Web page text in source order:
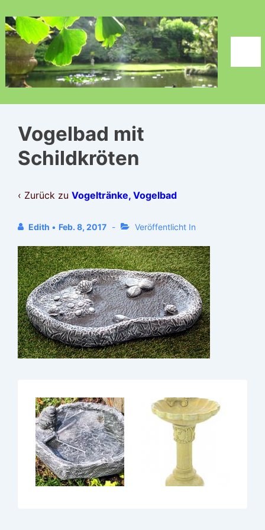
Zum
Inhalt
Vogelbad mit
Schildkröten
‹ Zurück zu Vogeltränke, Vogelbad
Edith • Feb. 8, 2017 Veröffentlicht In